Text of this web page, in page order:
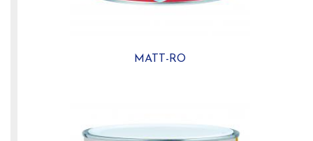
MATT-RO